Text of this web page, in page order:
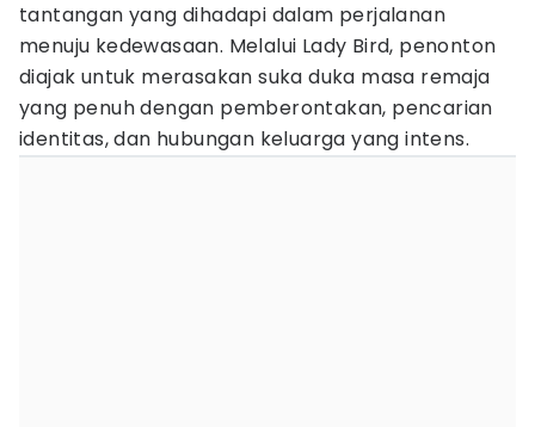
tantangan yang dihadapi dalam perjalanan
menuju kedewasaan. Melalui Lady Bird, penonton
diajak untuk merasakan suka duka masa remaja
yang penuh dengan pemberontakan, pencarian
identitas, dan hubungan keluarga yang intens.